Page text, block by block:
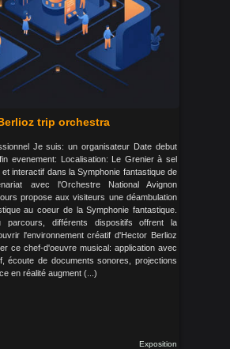
trip orchestra
Je suis: un organisateur Date debut
evenement: Localisation: Le Grenier à sel
interactif dans la Symphonie fantastique de
avec l'Orchestre National Avignon
propose aux visiteurs une déambulation
au coeur de la Symphonie fantastique.
différents dispositifs offrent la
l'environnement créatif d'Hector Berlioz
ce chef-d'oeuvre musical: application avec
écoute de documents sonores, projections
en réalité augment (...)
Exposition